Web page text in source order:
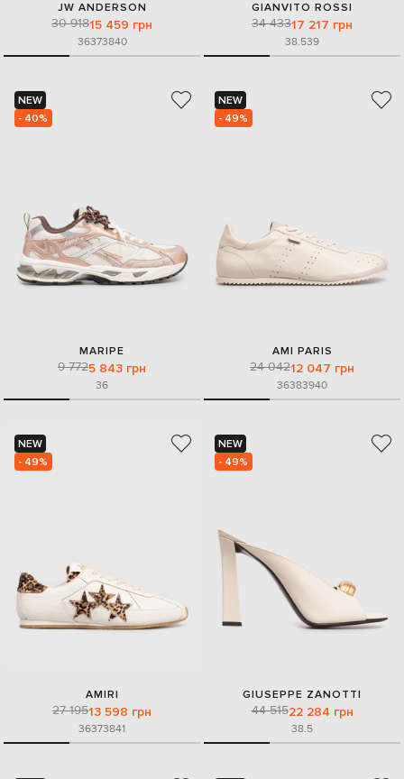
JW ANDERSON
30 91815 459 грн
36373840
GIANVITO ROSSI
34 43317 217 грн
38.539
NEW
- 40%
MARIPE
9 7725 843 грн
36
NEW
- 49%
AMI PARIS
24 04212 047 грн
36383940
NEW
- 49%
AMIRI
27 19513 598 грн
36373841
NEW
- 49%
GIUSEPPE ZANOTTI
44 51522 284 грн
38.5